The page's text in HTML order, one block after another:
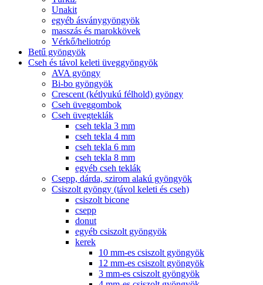
Unakit
egyéb ásványgyöngyök
masszás és marokkövek
Vérkő/heliotróp
Betű gyöngyök
Cseh és távol keleti üveggyöngyök
AVA gyöngy
Bi-bo gyöngyök
Crescent (kétlyukú félhold) gyöngy
Cseh üveggombok
Cseh üvegteklák
cseh tekla 3 mm
cseh tekla 4 mm
cseh tekla 6 mm
cseh tekla 8 mm
egyéb cseh teklák
Csepp, dárda, szirom alakú gyöngyök
Csiszolt gyöngy (távol keleti és cseh)
csiszolt bicone
csepp
donut
egyéb csiszolt gyöngyök
kerek
10 mm-es csiszolt gyöngyök
12 mm-es csiszolt gyöngyök
3 mm-es csiszolt gyöngyök